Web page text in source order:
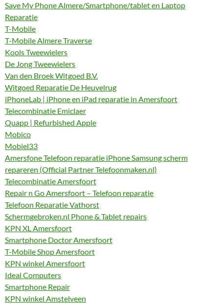
Save My Phone Almere/Smartphone/tablet en Laptop
Reparatie
T-Mobile
T-Mobile Almere Traverse
Kools Tweewielers
De Jong Tweewielers
Van den Broek Witgoed B.V.
Witgoed Reparatie De Heuvelrug
iPhoneLab | iPhone en iPad reparatie in Amersfoort
Telecombinatie Emiclaer
Quapp | Refurbished Apple
Mobico
Mobiel33
Amersfone Telefoon reparatie iPhone Samsung scherm
repareren (Official Partner Telefoonmaken.nl)
Telecombinatie Amersfoort
Repair n Go Amersfoort – Telefoon reparatie
Telefoon Reparatie Vathorst
Schermgebroken.nl Phone & Tablet repairs
KPN XL Amersfoort
Smartphone Doctor Amersfoort
T-Mobile Shop Amersfoort
KPN winkel Amersfoort
Ideal Computers
Smartphone Repair
KPN winkel Amstelveen